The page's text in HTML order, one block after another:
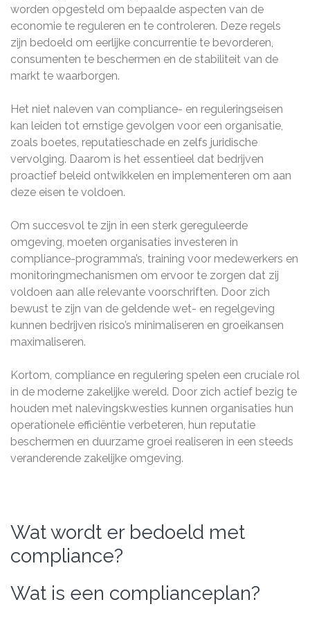
worden opgesteld om bepaalde aspecten van de
economie te reguleren en te controleren. Deze regels
zijn bedoeld om eerlijke concurrentie te bevorderen,
consumenten te beschermen en de stabiliteit van de
markt te waarborgen.
Het niet naleven van compliance- en reguleringseisen
kan leiden tot ernstige gevolgen voor een organisatie,
zoals boetes, reputatieschade en zelfs juridische
vervolging. Daarom is het essentieel dat bedrijven
proactief beleid ontwikkelen en implementeren om aan
deze eisen te voldoen.
Om succesvol te zijn in een sterk gereguleerde
omgeving, moeten organisaties investeren in
compliance-programma’s, training voor medewerkers en
monitoringmechanismen om ervoor te zorgen dat zij
voldoen aan alle relevante voorschriften. Door zich
bewust te zijn van de geldende wet- en regelgeving
kunnen bedrijven risico’s minimaliseren en groeikansen
maximaliseren.
Kortom, compliance en regulering spelen een cruciale rol
in de moderne zakelijke wereld. Door zich actief bezig te
houden met nalevingskwesties kunnen organisaties hun
operationele efficiëntie verbeteren, hun reputatie
beschermen en duurzame groei realiseren in een steeds
veranderende zakelijke omgeving.
Wat wordt er bedoeld met
compliance?
Wat is een complianceplan?